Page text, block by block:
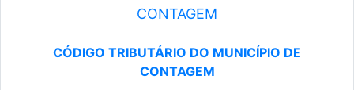
CONTAGEM
CÓDIGO TRIBUTÁRIO DO MUNICÍPIO DE
CONTAGEM